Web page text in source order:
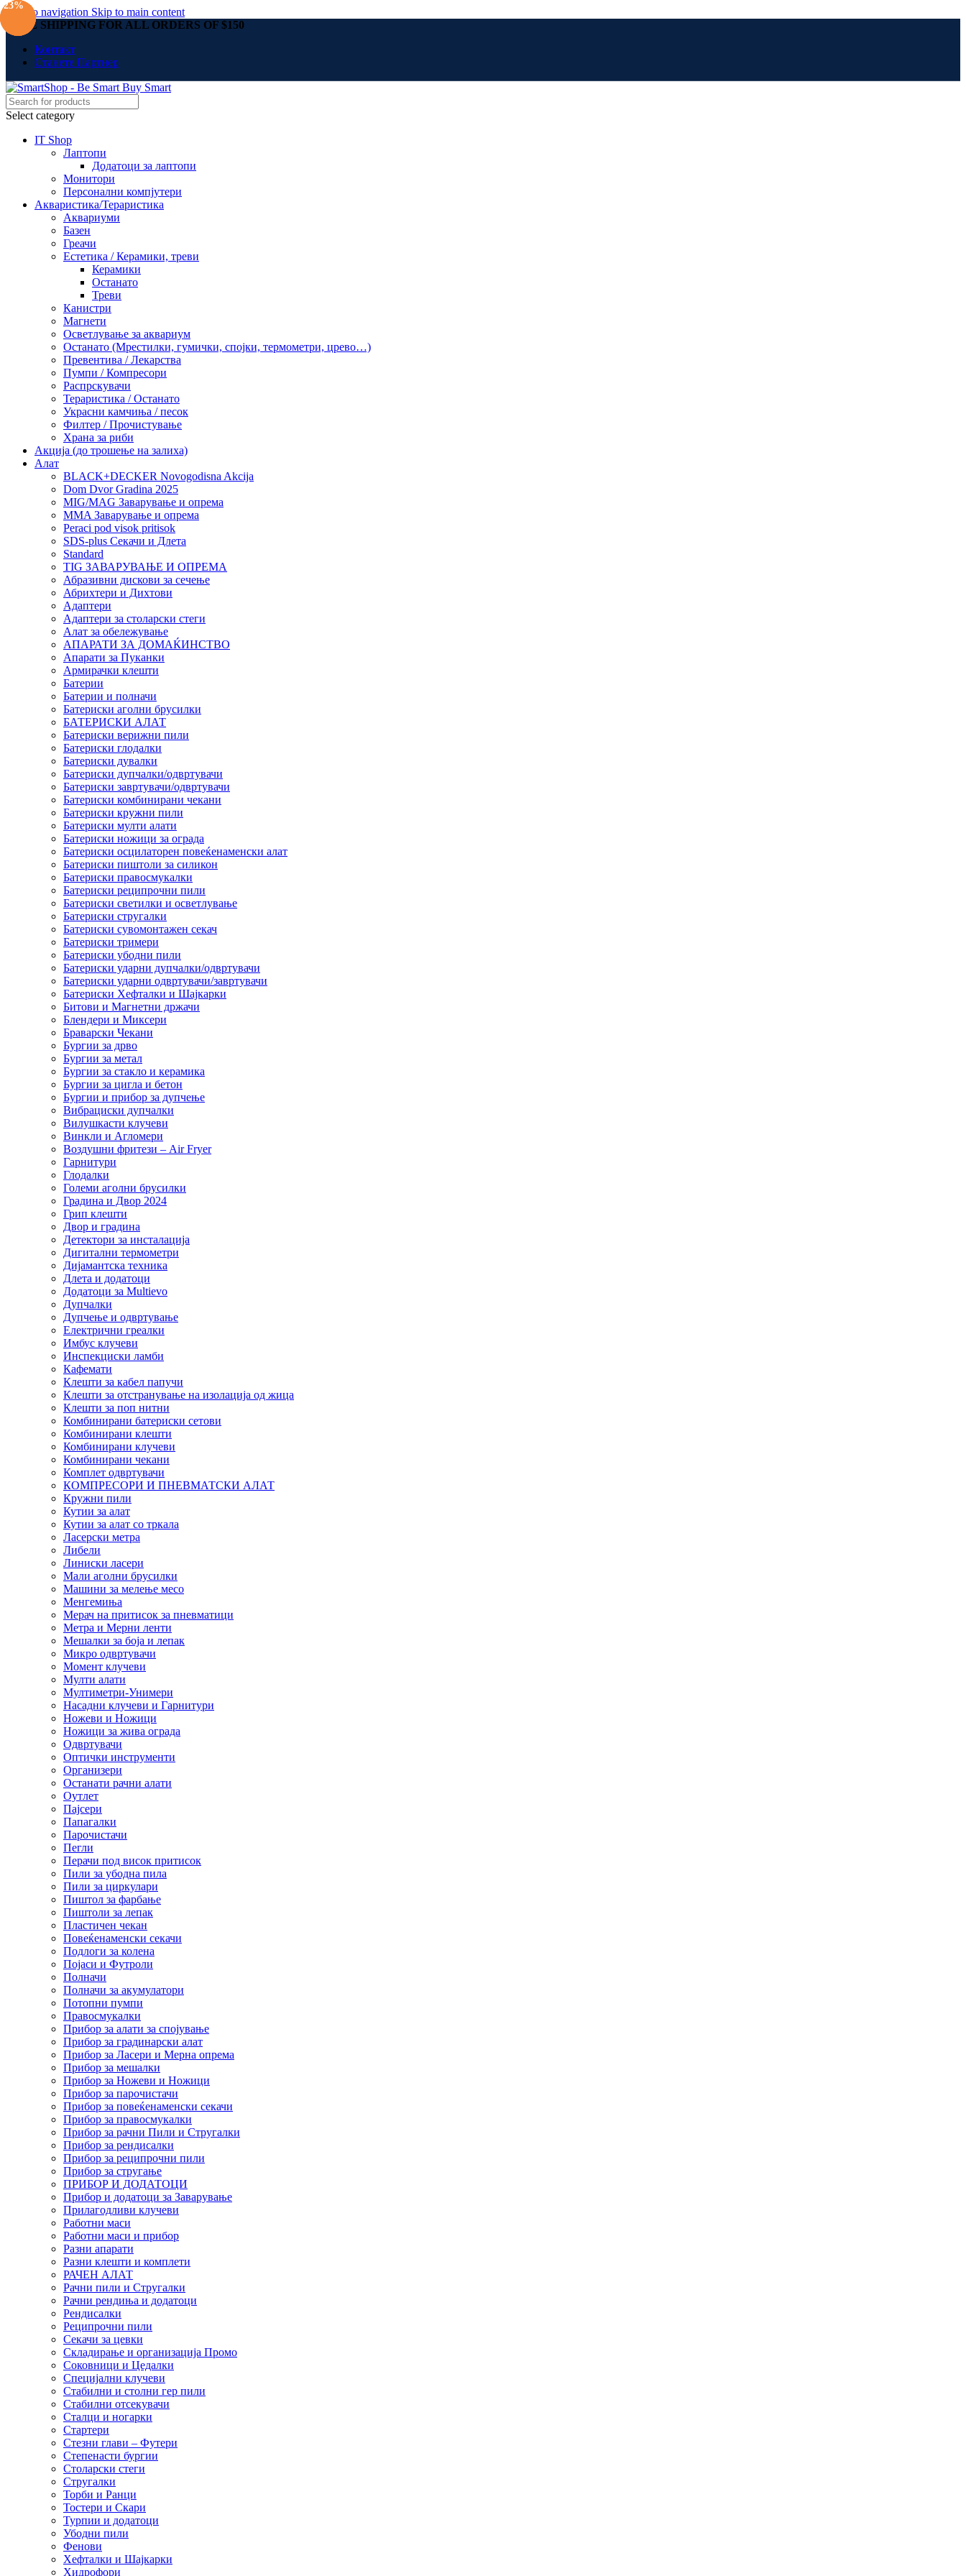
Skip to navigation Skip to main content
FREE SHIPPING FOR ALL ORDERS OF $150
Контакт
Станете Партнер
Select category
IT Shop
Лаптопи
Додатоци за лаптопи
Монитори
Персонални компјутери
Акваристика/Тераристика
Аквариуми
Базен
Греачи
Естетика / Керамики, треви
Керамики
Останато
Треви
Канистри
Магнети
Осветлување за аквариум
Останато (Мрестилки, гумички, спојки, термометри, црево…)
Превентива / Лекарства
Пумпи / Компресори
Распрскувачи
Тераристика / Останато
Украсни камчиња / песок
Филтер / Прочистување
Храна за риби
Акција (до трошење на залиха)
Алат
BLACK+DECKER Novogodisna Akcija
Dom Dvor Gradina 2025
MIG/MAG Заварување и опрема
MMA Заварување и опрема
Peraci pod visok pritisok
SDS-plus Секачи и Длета
Standard
TIG ЗАВАРУВАЊЕ И ОПРЕМА
Абразивни дискови за сечење
Абрихтери и Дихтови
Адаптери
Адаптери за столарски стеги
Алат за обележување
АПАРАТИ ЗА ДОМАЌИНСТВО
Апарати за Пуканки
Армирачки клешти
Батерии
Батерии и полначи
Батериски аголни брусилки
БАТЕРИСКИ АЛАТ
Батериски верижни пили
Батериски глодалки
Батериски дувалки
Батериски дупчалки/одвртувачи
Батериски завртувачи/одвртувачи
Батериски комбинирани чекани
Батериски кружни пили
Батериски мулти алати
Батериски ножици за ограда
Батериски осцилаторен повеќенаменски алат
Батериски пиштоли за силикон
Батериски правосмукалки
Батериски реципрочни пили
Батериски светилки и осветлување
Батериски стругалки
Батериски сувомонтажен секач
Батериски тримери
Батериски убодни пили
Батериски ударни дупчалки/одвртувачи
Батериски ударни одвртувачи/завртувачи
Батериски Хефталки и Шајкарки
Битови и Магнетни држачи
Блендери и Миксери
Браварски Чекани
Бургии за дрво
Бургии за метал
Бургии за стакло и керамика
Бургии за цигла и бетон
Бургии и прибор за дупчење
Вибрациски дупчалки
Вилушкасти клучеви
Винкли и Агломери
Воздушни фритези – Air Fryer
Гарнитури
Глодалки
Големи аголни брусилки
Градина и Двор 2024
Грип клешти
Двор и градина
Детектори за инсталација
Дигитални термометри
Дијамантска техника
Длета и додатоци
Додатоци за Multievo
Дупчалки
Дупчење и одвртување
Електрични греалки
Имбус клучеви
Инспекциски ламби
Кафемати
Клешти за кабел папучи
Клешти за отстранување на изолација од жица
Клешти за поп нитни
Комбинирани батериски сетови
Комбинирани клешти
Комбинирани клучеви
Комбинирани чекани
Комплет одвртувачи
КОМПРЕСОРИ И ПНЕВМАТСКИ АЛАТ
Кружни пили
Кутии за алат
Кутии за алат со тркала
Ласерски метра
Либели
Линиски ласери
Мали аголни брусилки
Машини за мелење месо
Менгемиња
Мерач на притисок за пневматици
Метра и Мерни ленти
Мешалки за боја и лепак
Микро одвртувачи
Момент клучеви
Мулти алати
Мултиметри-Унимери
Насадни клучеви и Гарнитури
Ножеви и Ножици
Ножици за жива ограда
Одвртувачи
Оптички инструменти
Организери
Останати рачни алати
Оутлет
Пајсери
Папагалки
Парочистачи
Пегли
Перачи под висок притисок
Пили за убодна пила
Пили за циркулари
Пиштол за фарбање
Пиштоли за лепак
Пластичен чекан
Повеќенаменски секачи
Подлоги за колена
Појаси и Футроли
Полначи
Полначи за акумулатори
Потопни пумпи
Правосмукалки
Прибор за алати за спојување
Прибор за градинарски алат
Прибор за Ласери и Мерна опрема
Прибор за мешалки
Прибор за Ножеви и Ножици
Прибор за парочистачи
Прибор за повеќенаменски секачи
Прибор за правосмукалки
Прибор за рачни Пили и Стругалки
Прибор за рендисалки
Прибор за реципрочни пили
Прибор за стругање
ПРИБОР И ДОДАТОЦИ
Прибор и додатоци за Заварување
Прилагодливи клучеви
Работни маси
Работни маси и прибор
Разни апарати
Разни клешти и комплети
РАЧЕН АЛАТ
Рачни пили и Стругалки
Рачни рендиња и додатоци
Рендисалки
Реципрочни пили
Секачи за цевки
Складирање и организација Промо
Соковници и Цедалки
Специјални клучеви
Стабилни и столни гер пили
Стабилни отсекувачи
Сталци и ногарки
Стартери
Стезни глави – Футери
Степенасти бургии
Столарски стеги
Стругалки
Торби и Ранци
Тостери и Скари
Турпии и додатоци
Убодни пили
Фенови
Хефталки и Шајкарки
Хидрофори
-23%
-23%
-23%